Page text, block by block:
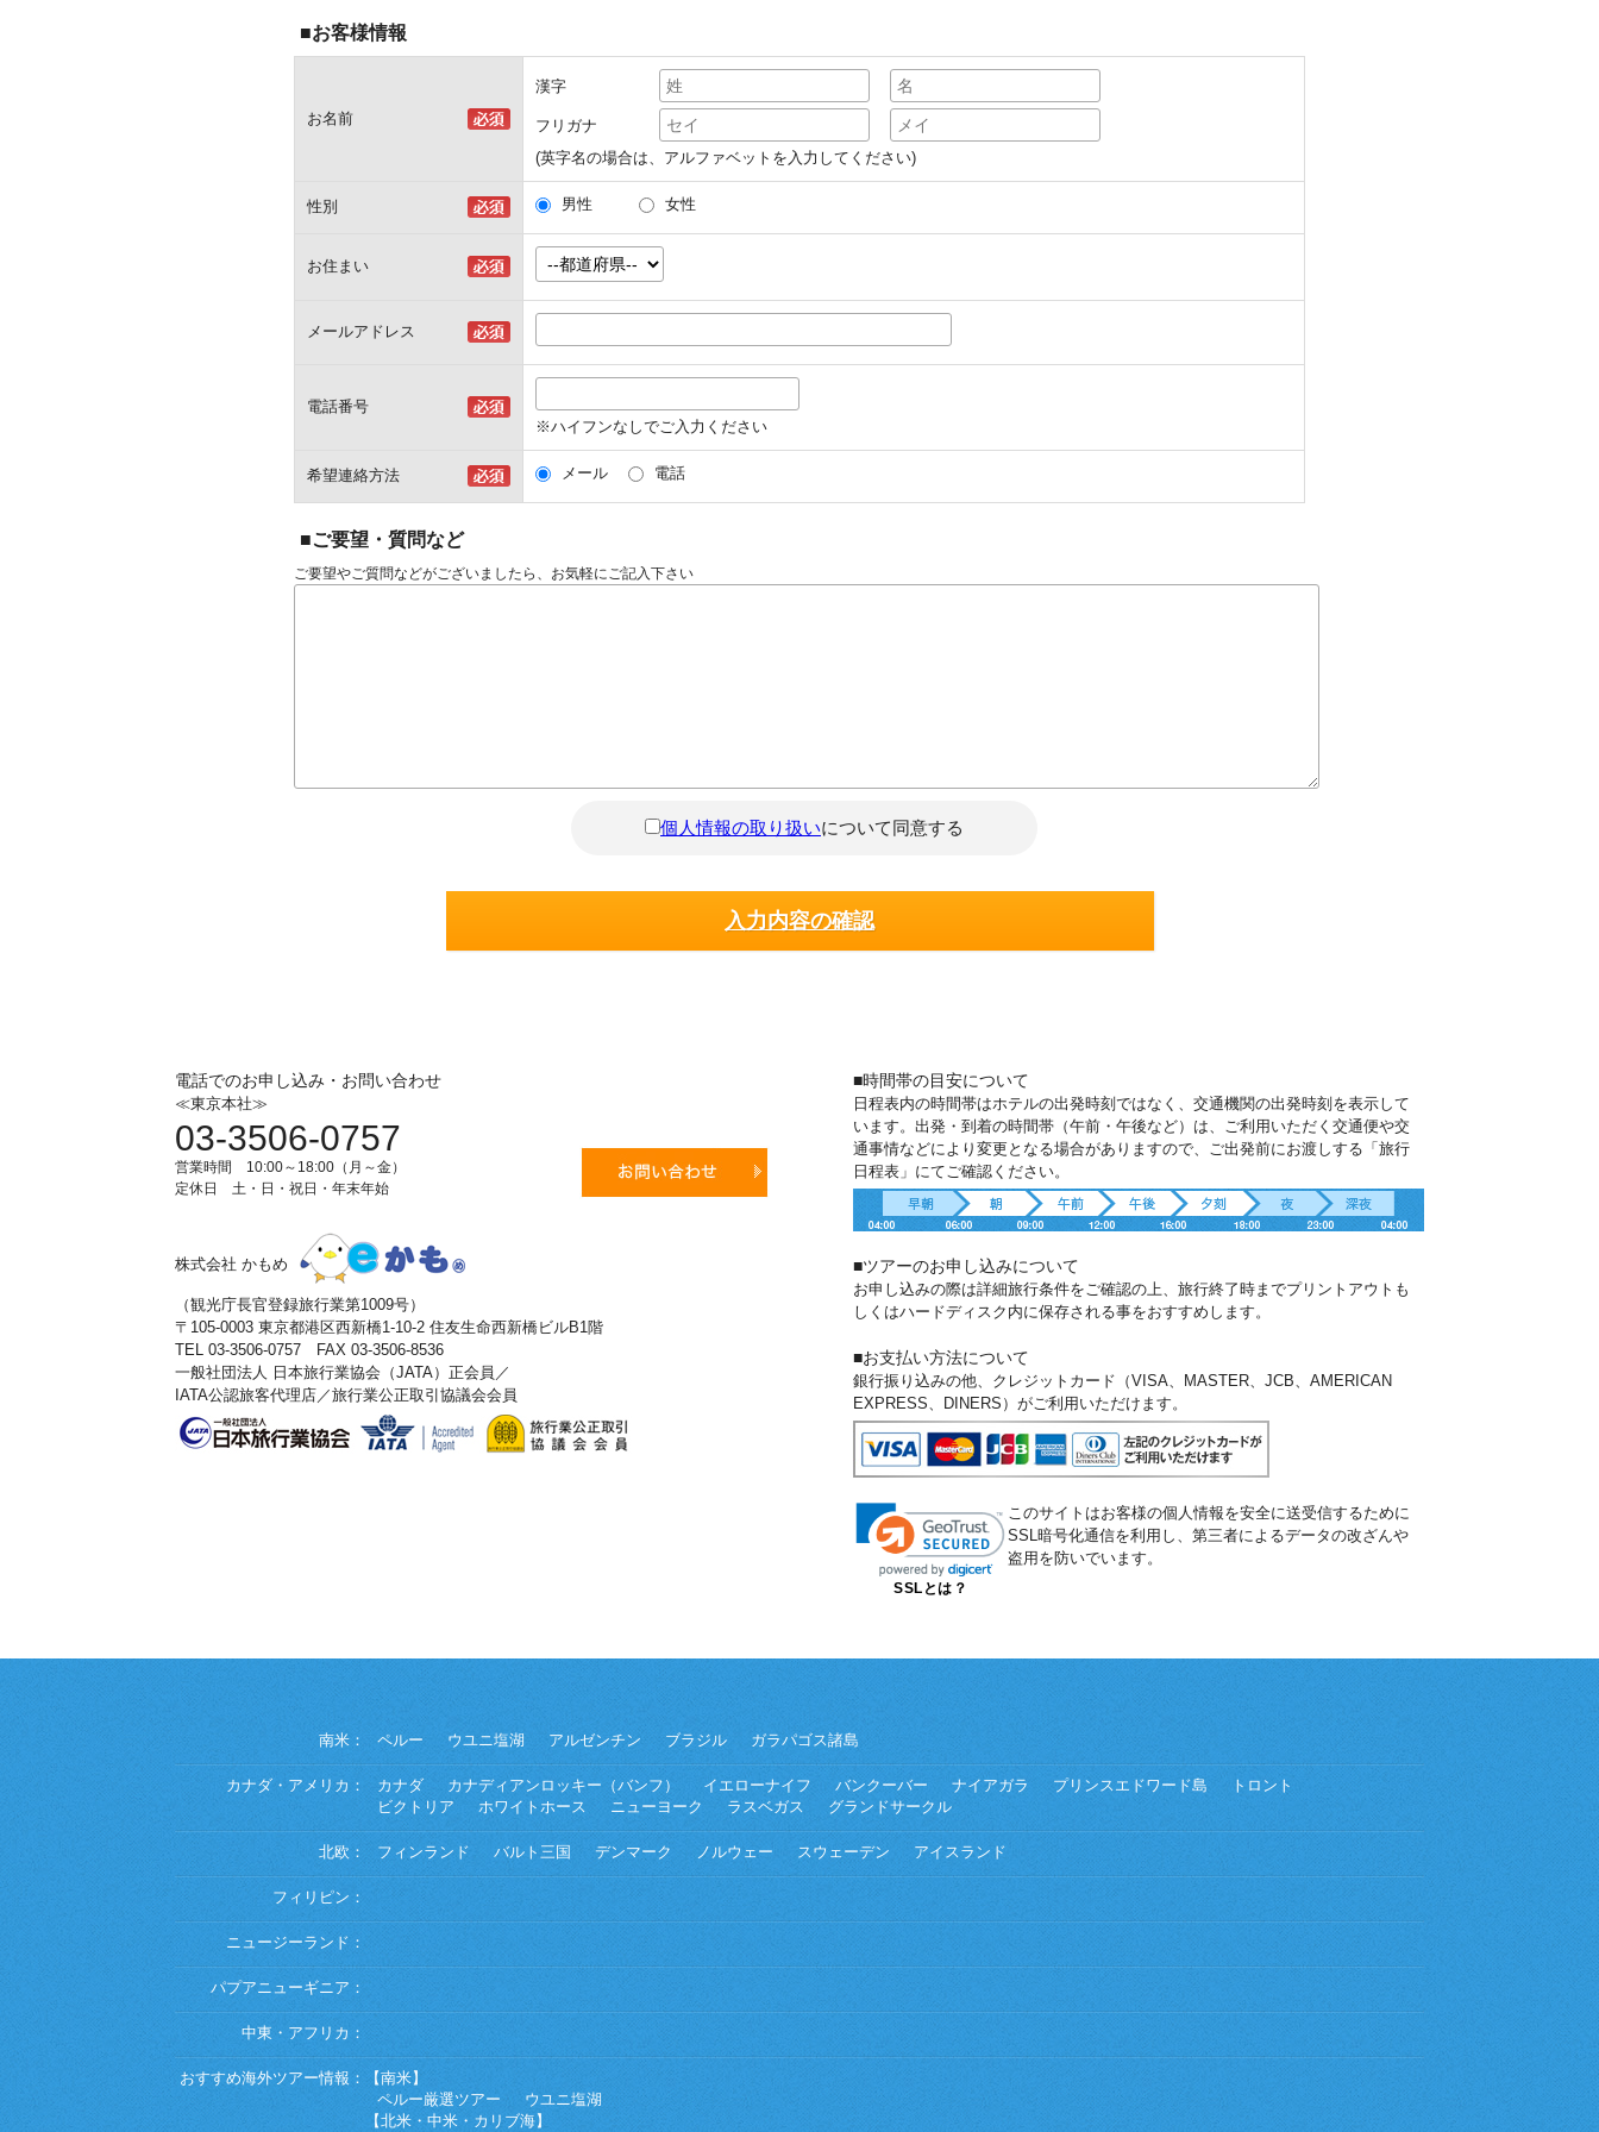
■お客様情報
お名前
漢字
フリガナ
(英字名の場合は、アルファベットを入力してください)
性別 男性 女性
お住まい
メールアドレス
電話番号
※ハイフンなしでご入力ください
希望連絡方法 メール 電話
■ご要望・質問など
ご要望やご質問などがございましたら、お気軽にご記入下さい
個人情報の取り扱いについて同意する
電話でのお申し込み・お問い合わせ
≪東京本社≫
03-3506-0757
営業時間 10:00～18:00（月～金）
定休日 土・日・祝日・年末年始
株式会社 かもめ
（観光庁長官登録旅行業第1009号）
〒105-0003 東京都港区西新橋1-10-2 住友生命西新橋ビルB1階
TEL 03-3506-0757 FAX 03-3506-8536
一般社団法人 日本旅行業協会（JATA）正会員／
IATA公認旅客代理店／旅行業公正取引協議会会員
■時間帯の目安について
日程表内の時間帯はホテルの出発時刻ではなく、交通機関の出発時刻を表示して
います。出発・到着の時間帯（午前・午後など）は、ご利用いただく交通便や交
通事情などにより変更となる場合がありますので、ご出発前にお渡しする「旅行
日程表」にてご確認ください。
■ツアーのお申し込みについて
お申し込みの際は詳細旅行条件をご確認の上、旅行終了時までプリントアウトも
しくはハードディスク内に保存される事をおすすめします。
■お支払い方法について
銀行振り込みの他、クレジットカード（VISA、MASTER、JCB、AMERICAN
EXPRESS、DINERS）がご利用いただけます。
SSLとは？
このサイトはお客様の個人情報を安全に送受信するために
SSL暗号化通信を利用し、第三者によるデータの改ざんや
盗用を防いでいます。
南米： ペルー ウユニ塩湖 アルゼンチン ブラジル ガラパゴス諸島
カナダ・アメリカ： カナダ カナディアンロッキー（バンフ） イエローナイフ バンクーバー ナイアガラ プリンスエドワード島
トロント
ビクトリア
ホワイトホース ニューヨーク ラスベガス グランドサークル
北欧： フィンランド バルト三国 デンマーク ノルウェー スウェーデン アイスランド
フィリピン：
ニュージーランド：
パプアニューギニア：
中東・アフリカ：
おすすめ海外ツアー情報：
【南米】
ペルー厳選ツアー
ウユニ塩湖
【北米・中米・カリブ海】